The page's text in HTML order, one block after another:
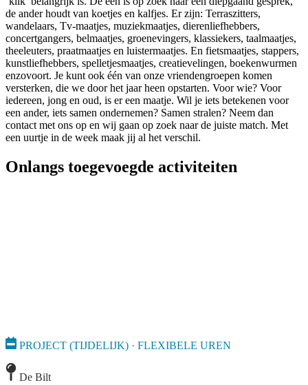
de ander houdt van koetjes en kalfjes. Er zijn: Terraszitters,
wandelaars, Tv-maatjes, muziekmaatjes, dierenliefhebbers,
concertgangers, belmaatjes, groenevingers, klassiekers, taalmaatjes,
theeleuters, praatmaatjes en luistermaatjes. En fietsmaatjes, stappers,
kunstliefhebbers, spelletjesmaatjes, creatievelingen, boekenwurmen
enzovoort. Je kunt ook één van onze vriendengroepen komen
versterken, die we door het jaar heen opstarten. Voor wie? Voor
iedereen, jong en oud, is er een maatje. Wil je iets betekenen voor
een ander, iets samen ondernemen? Samen stralen? Neem dan
contact met ons op en wij gaan op zoek naar de juiste match. Met
een uurtje in de week maak jij al het verschil.
Onlangs toegevoegde activiteiten
PROJECT (TIJDELIJK) · FLEXIBELE UREN
De Bilt